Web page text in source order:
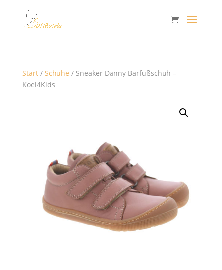
Start/ Schuhe / Sneaker Danny Barfußschuh –
Koel4Kids